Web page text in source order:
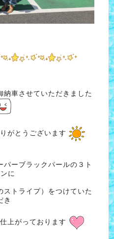
納車させていただきました
がとうございます
ーブラックパールの３ト
に
ストライプ）をつけていた
き
上がっております